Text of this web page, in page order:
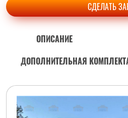
СДЕЛАТЬ
ОПИСАНИЕ
ДОПОЛНИТЕЛЬНАЯ